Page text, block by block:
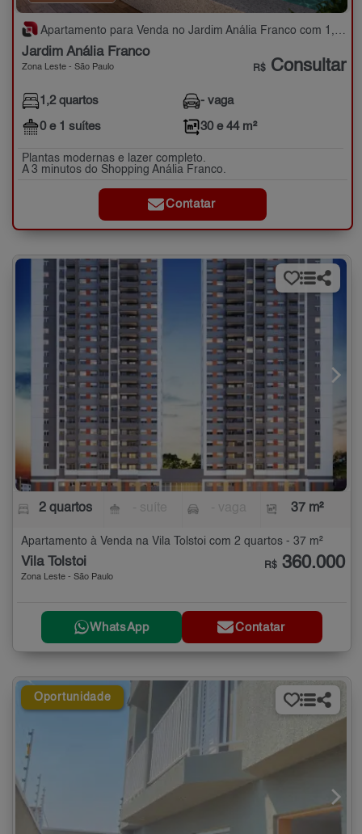
Apartamento para Venda no Jardim Anália Franco com 1,2 quartos - 30 e 44 m²
Jardim Anália Franco
Zona Leste - São Paulo R$ Consultar
1,2 quartos
0 e 1 suítes
- vaga
30 e 44 m²
Plantas modernas e lazer completo.
A 3 minutos do Shopping Anália Franco.
Contatar
2 quartos 37 m²
Apartamento à Venda na Vila Tolstoi com 2 quartos - 37 m²
Vila Tolstoi
Zona Leste - São Paulo
R$ 360.000
WhatsApp Contatar
Oportunidade